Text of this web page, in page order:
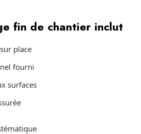
fin de chantier inclut
place
fourni
surfaces